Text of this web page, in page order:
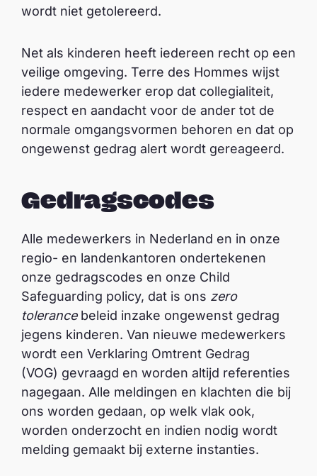
wordt niet getolereerd.
Net als kinderen heeft iedereen recht op een
veilige omgeving. Terre des Hommes wijst
iedere medewerker erop dat collegialiteit,
respect en aandacht voor de ander tot de
normale omgangsvormen behoren en dat op
ongewenst gedrag alert wordt gereageerd.
Gedragscodes
Alle medewerkers in Nederland en in onze
regio- en landenkantoren ondertekenen
onze gedragscodes en onze Child
Safeguarding policy, dat is ons zero
tolerancebeleid inzake ongewenst gedrag
jegens kinderen. Van nieuwe medewerkers
wordt een Verklaring Omtrent Gedrag
(VOG) gevraagd en worden altijd referenties
nagegaan. Alle meldingen en klachten die bij
ons worden gedaan, op welk vlak ook,
worden onderzocht en indien nodig wordt
melding gemaakt bij externe instanties.